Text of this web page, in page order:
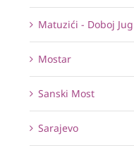
Matuzići - Doboj Jug
Mostar
Sanski Most
Sarajevo